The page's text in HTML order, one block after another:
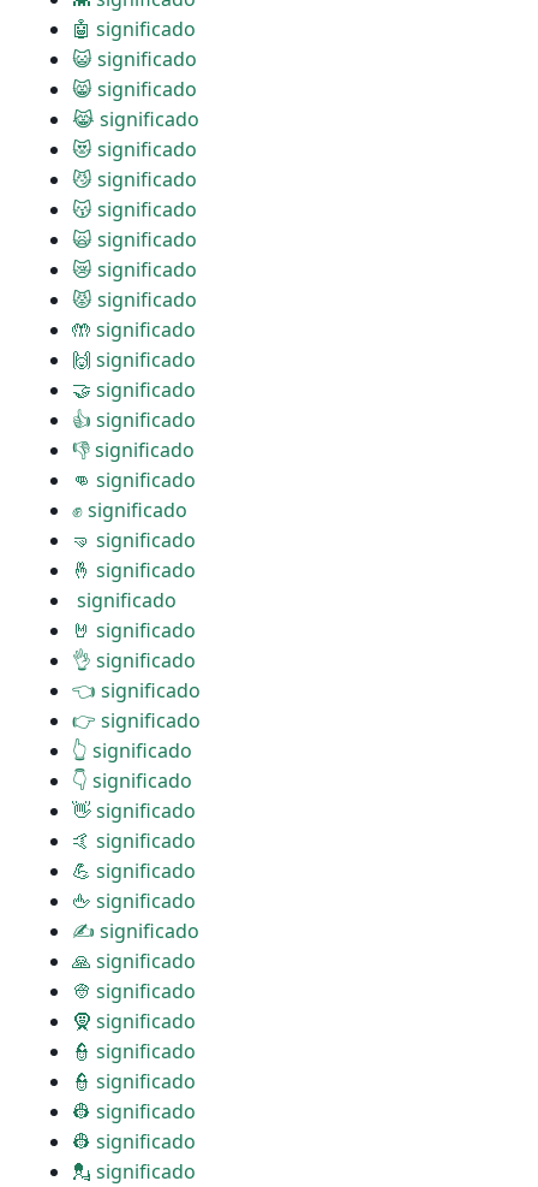
🤖 significado
😺 significado
😸 significado
😹 significado
😻 significado
😼 significado
😽 significado
🙀 significado
😿 significado
😾 significado
🤲 significado
🙌 significado
🤝 significado
👍 significado
👎 significado
👊 significado
✊ significado
🤜 significado
🤞 significado
️ significado
🤘 significado
👌 significado
👈 significado
👉 significado
👆 significado
👇 significado
👋 significado
🤙 significado
💪 significado
🖕 significado
✍ significado
🙏 significado
👳 significado
🧕 significado
👮 significado
👮 significado
👷 significado
👷 significado
💂 significado